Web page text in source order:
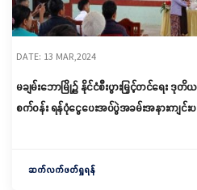
DATE: 13 MAR,2024
မချမ်းဘောမြို့၌ နိုင်ငံစီးပွားမြှင့်တင်ရေး ဒုတိယ
စက်ဝန်း ရန်ပုံငွေပေးအပ်ပွဲအခမ်းအနားကျင်းပ
ဆက်လက်ဖတ်ရှုရန်